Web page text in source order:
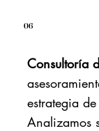
06
Consultoría
estrategia
Analizamos